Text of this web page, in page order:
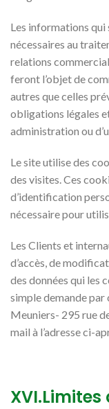
Les informations
nécessaires au
relations
feront l’objet de
autres que celles
obligations légales
administration ou
Le site utilise des
des visites. Ces
d’identification
nécessaire pour
Les Clients et
d’accès, de
des données qui les
simple demande
Meuniers- 295 rue
mail à l’adresse ci-